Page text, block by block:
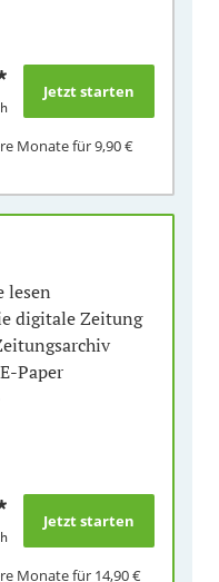
Monate für9,90 €
lesen
digitale Zeitung
Paper
Monate für 14,90 €